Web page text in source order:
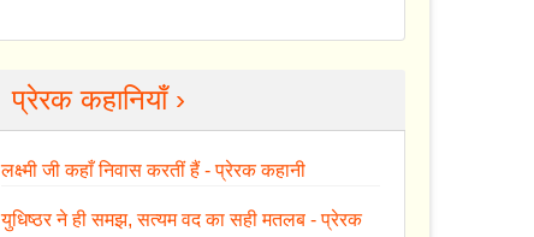
प्रेरक कहानियाँ ›
लक्ष्मी जी कहाँ निवास करतीं हैं - प्रेरक कहानी
युधिष्ठर ने ही समझ, सत्यम वद का सही मतलब - प्रेरक